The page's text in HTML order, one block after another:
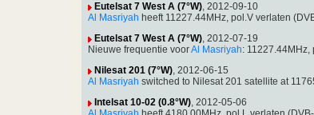
Eutelsat 7 West A (7°W), 2012-09-10
Al Masriyah heeft 11227.44MHz, pol.V verlaten
Eutelsat 7 West A (7°W), 2012-07-19
Nieuwe frequentie voorAl Masriyah:
Nilesat 201 (7°W), 2012-06-15
Al Masriyah switched to Nilesat 201 satellite at
Intelsat 10-02 (0.8°W), 2012-05-06